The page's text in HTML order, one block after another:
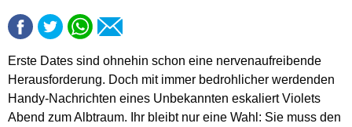
Erste Dates sind ohnehin schon eine nervenaufreibende
Herausforderung. Doch mit immer bedrohlicher werdenden
Handy-Nachrichten eines Unbekannten eskaliert Violets
Abend zum Albtraum. Ihr bleibt nur eine Wahl: Sie muss den